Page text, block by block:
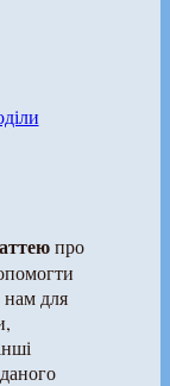
про
нам для